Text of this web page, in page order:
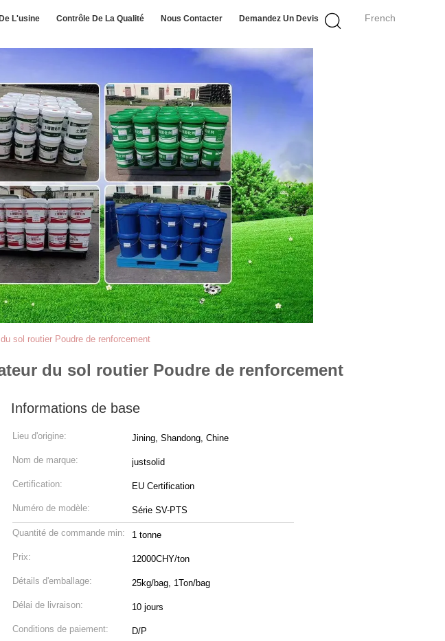
French
L'usine Contrôle De La Qualité Nous Contacter Demandez Un Devis
sol routier Poudre de renforcement
du sol routier Poudre de renforcement
Informations de base
Lieu d'origine: Jining, Shandong, Chine
Nom de marque: justsolid
Certification: EU Certification
Numéro de modèle: Série SV-PTS
Quantité de commande min: 1 tonne
Prix: 12000CHY/ton
Détails d'emballage: 25kg/bag, 1Ton/bag
Délai de livraison: 10 jours
Conditions de paiement: D/P